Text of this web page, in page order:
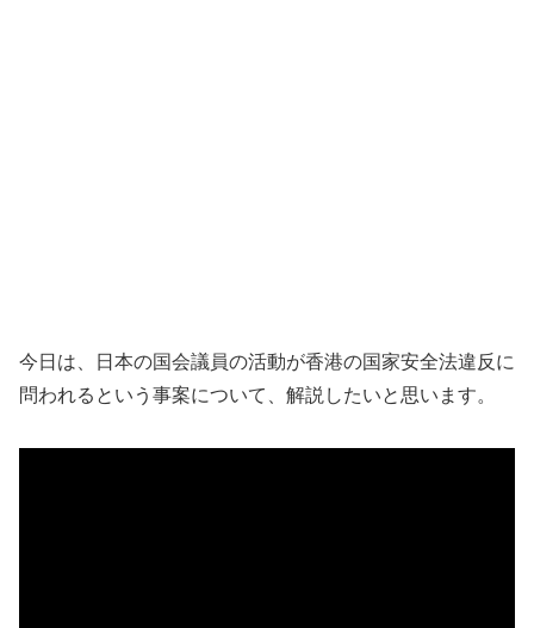
今日は、日本の国会議員の活動が香港の国家安全法違反に
問われるという事案について、解説したいと思います。